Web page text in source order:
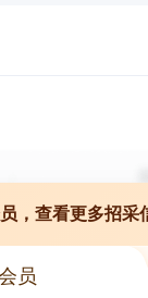
，查看更多招采
员